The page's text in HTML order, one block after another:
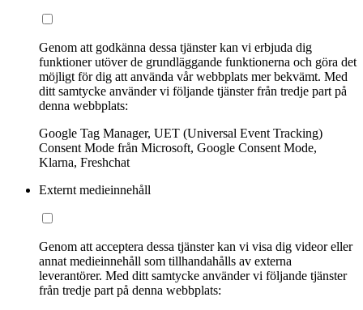
Genom att godkänna dessa tjänster kan vi erbjuda dig
funktioner utöver de grundläggande funktionerna och göra det
möjligt för dig att använda vår webbplats mer bekvämt. Med
ditt samtycke använder vi följande tjänster från tredje part på
denna webbplats:
Google Tag Manager, UET (Universal Event Tracking)
Consent Mode från Microsoft, Google Consent Mode,
Klarna, Freshchat
Externt medieinnehåll
Genom att acceptera dessa tjänster kan vi visa dig videor eller
annat medieinnehåll som tillhandahålls av externa
leverantörer. Med ditt samtycke använder vi följande tjänster
från tredje part på denna webbplats: